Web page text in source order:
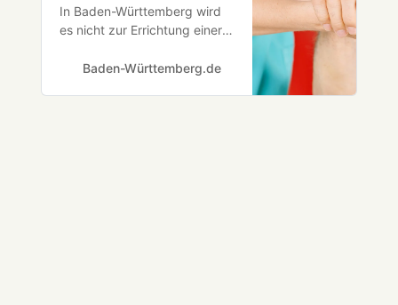
In Baden-Württemberg wird
es nicht zur Errichtung einer
kommen. Mehr als 53.000
Baden-Württemberg.de